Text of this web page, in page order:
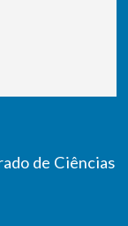
de Ciências